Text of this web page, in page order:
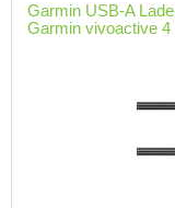
Garmin USB-A
Garmin vivoactive 4